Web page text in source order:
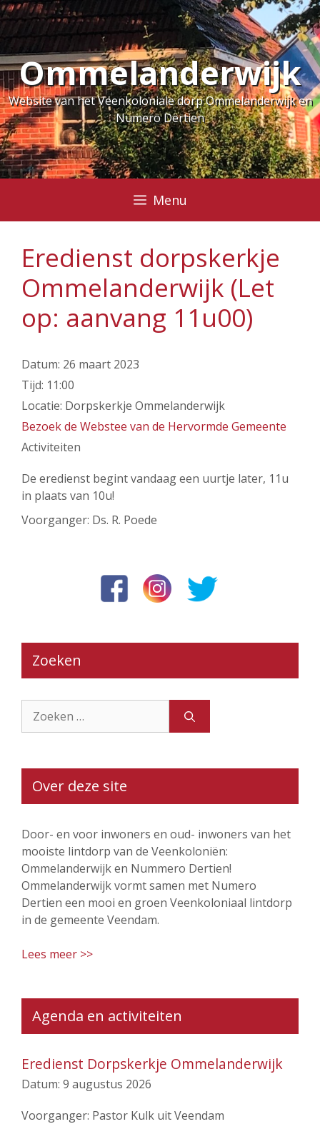
Ga
naar
de
inhoudOmmelanderwijk
Website van het Veenkoloniale dorp Ommelanderwijk en
Numero Dertien
Menu
Eredienst dorpskerkje
Ommelanderwijk (Let
op: aanvang 11u00)
Datum: 26 maart 2023
Tijd: 11:00
Locatie: Dorpskerkje Ommelanderwijk
Bezoek de Webstee van de Hervormde Gemeente
Activiteiten
De eredienst begint vandaag een uurtje later, 11u
in plaats van 10u!
Voorganger: Ds. R. Poede
Zoeken
naar:
Over deze site
Door- en voor inwoners en oud- inwoners van het
mooiste lintdorp van de Veenkoloniën:
Ommelanderwijk en Nummero Dertien!
Ommelanderwijk vormt samen met Numero
Dertien een mooi en groen Veenkoloniaal lintdorp
in de gemeente Veendam.
Lees meer >>
Agenda en activiteiten
Eredienst Dorpskerkje Ommelanderwijk
Datum: 9 augustus 2026
Voorganger: Pastor Kulk uit Veendam